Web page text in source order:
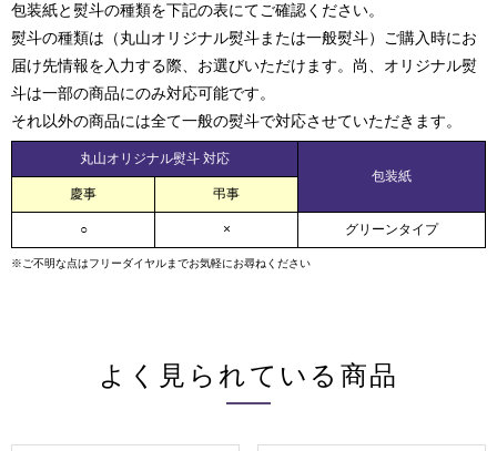
包装紙と熨斗の種類を下記の表にてご確認ください。
熨斗の種類は（丸山オリジナル熨斗または一般熨斗）ご購入時にお
届け先情報を入力する際、お選びいただけます。尚、オリジナル熨
斗は一部の商品にのみ対応可能です。
それ以外の商品には全て一般の熨斗で対応させていただきます。
丸山オリジナル熨斗 対応
包装紙
慶事
弔事
○ × グリーンタイプ
※ご不明な点はフリーダイヤルまでお気軽にお尋ねください
よく見られている商品